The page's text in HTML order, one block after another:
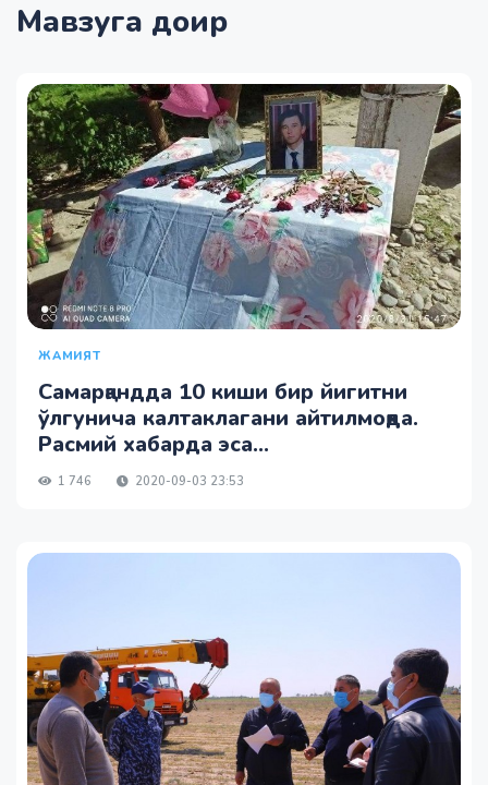
Мавзуга доир
ЖАМИЯТ
Самарқандда 10 киши бир йигитни
ўлгунича калтаклагани айтилмоқда.
Расмий хабарда эса...
1 746 2020-09-03 23:53